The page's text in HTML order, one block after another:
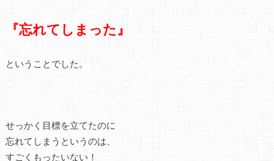
『忘れてしまった』
ということでした。
せっかく目標を立てたのに
忘れてしまうというのは、
すごくもったいない！